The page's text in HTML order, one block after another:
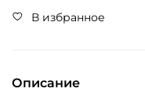
В избранное
Описание